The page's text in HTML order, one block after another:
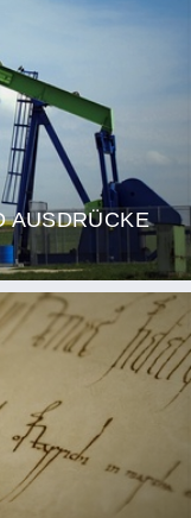
AUSDRÜCKE